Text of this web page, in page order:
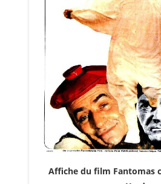
Affiche du film Fantomas